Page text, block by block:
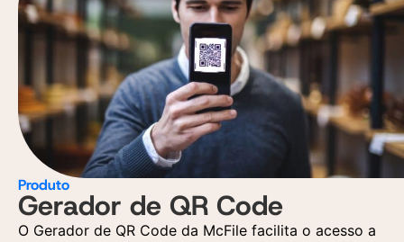
Produto
Gerador de QR Code
O Gerador de QR Code da McFile facilita o acesso a